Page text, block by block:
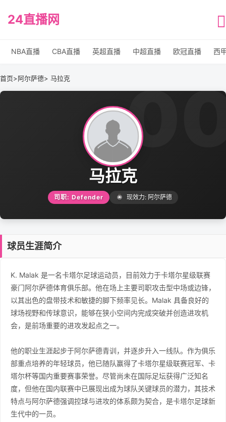
24直播网
NBA直播 CBA直播 英超直播 中超直播 欧冠直播 西
首页>阿尔萨德> 马拉克
马拉克
司职: Defender 现效力: 阿尔萨德
球员生涯简介
K. Malak 是一名卡塔尔足球运动员，目前效力于卡塔尔星级联赛
豪门阿尔萨德体育俱乐部。他在场上主要司职攻击型中场或边锋，
以其出色的盘带技术和敏捷的脚下频率见长。Malak 具备良好的
球场视野和传球意识，能够在狭小空间内完成突破并创造进攻机
会，是前场重要的进攻发起点之一。
他的职业生涯起步于阿尔萨德青训，并逐步升入一线队。作为俱乐
部重点培养的年轻球员，他已随队赢得了卡塔尔星级联赛冠军、卡
塔尔杯等国内重要赛事荣誉。尽管尚未在国际足坛获得广泛知名
度，但他在国内联赛中已展现出成为球队关键球员的潜力，其技术
特点与阿尔萨德强调控球与进攻的体系颇为契合，是卡塔尔足球新
生代中的一员。